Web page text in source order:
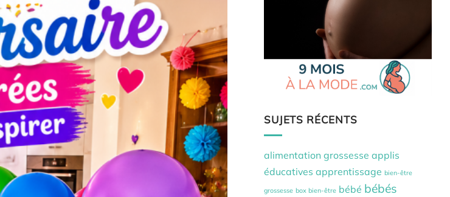
SUJETS RÉCENTS
alimentation grossesse applis
éducatives apprentissage bien-être
grossesse box bien-être bébé bébés